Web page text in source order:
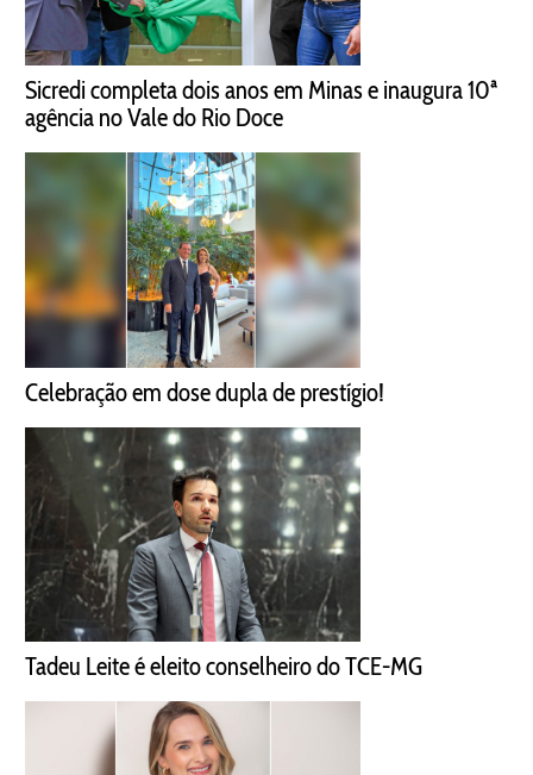
Sicredi completa dois anos em Minas e inaugura 10ª
agência no Vale do Rio Doce
Celebração em dose dupla de prestígio!
Tadeu Leite é eleito conselheiro do TCE-MG